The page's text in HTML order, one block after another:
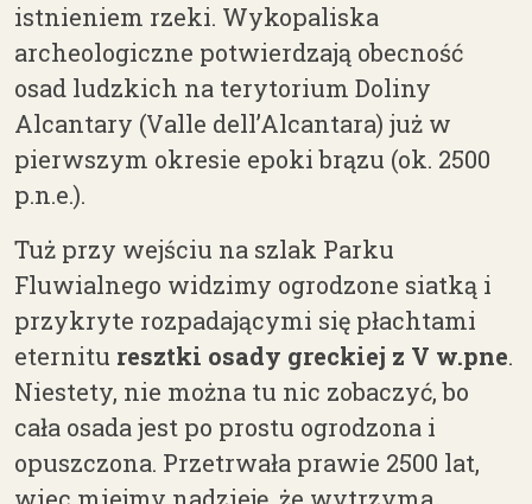
istnieniem rzeki. Wykopaliska
archeologiczne potwierdzają obecność
osad ludzkich na terytorium Doliny
Alcantary (Valle dell’Alcantara) już w
pierwszym okresie epoki brązu (ok. 2500
p.n.e.).
Tuż przy wejściu na szlak Parku
Fluwialnego widzimy ogrodzone siatką i
przykryte rozpadającymi się płachtami
eternitu resztki osady greckiej z V w.pne.
Niestety, nie można tu nic zobaczyć, bo
cała osada jest po prostu ogrodzona i
opuszczona. Przetrwała prawie 2500 lat,